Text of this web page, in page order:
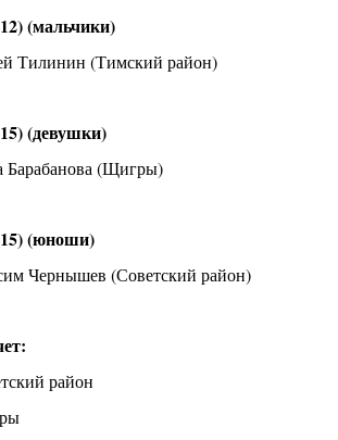
(мальчики)
Тилинин (Тимский район)
(девушки)
Барабанова (Щигры)
(юноши)
Чернышев (Советский район)
район